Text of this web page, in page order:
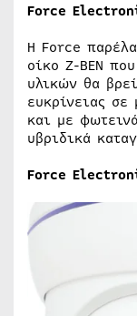
Force
H Force
οίκο Z-BEN
υλικών θα
ευκρίνειας
και με
υβριδικά
Force